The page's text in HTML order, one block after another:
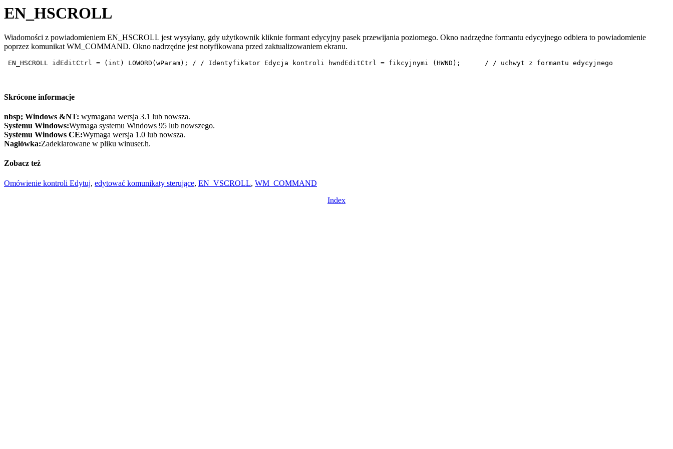
EN_HSCROLL
Wiadomości z powiadomieniem EN_HSCROLL jest wysyłany, gdy użytkownik kliknie formant edycyjny pasek przewijania poziomego. Okno nadrzędne formantu edycyjnego odbiera to powiadomienie
poprzez komunikat WM_COMMAND. Okno nadrzędne jest notyfikowana przed zaktualizowaniem ekranu.
EN_HSCROLL idEditCtrl = (int) LOWORD(wParam); / / Identyfikator Edycja kontroli hwndEditCtrl = fikcyjnymi (HWND);      / / uchwyt z formantu edycyjnego
Skrócone informacje
nbsp; Windows &NT: wymagana wersja 3.1 lub nowsza.
Systemu Windows:Wymaga systemu Windows 95 lub nowszego.
Systemu Windows CE:Wymaga wersja 1.0 lub nowsza.
Nagłówka:Zadeklarowane w pliku winuser.h.
Zobacz też
Omówienie kontroli Edytuj, edytować komunikaty sterujące, EN_VSCROLL, WM_COMMAND
Index